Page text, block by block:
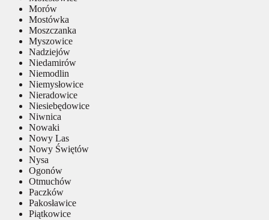
Morów
Mostówka
Moszczanka
Myszowice
Nadziejów
Niedamirów
Niemodlin
Niemysłowice
Nieradowice
Niesiebędowice
Niwnica
Nowaki
Nowy Las
Nowy Świętów
Nysa
Ogonów
Otmuchów
Paczków
Pakosławice
Piątkowice